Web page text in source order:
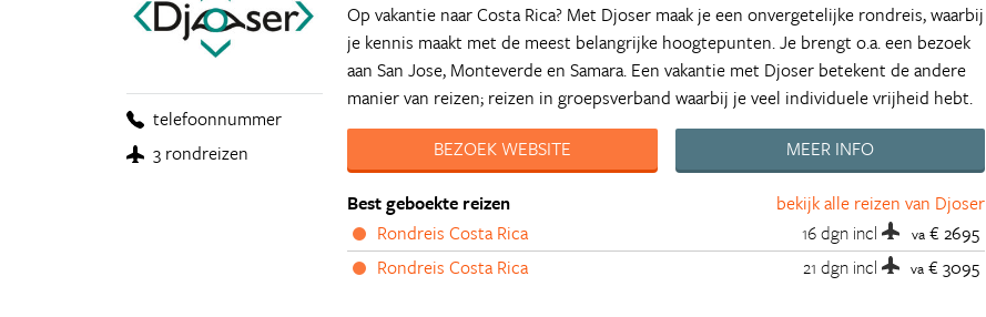
telefoonnummer
3 rondreizen
Op vakantie naar Costa Rica? Met Djoser maak je een onvergetelijke rondreis, waarbij
je kennis maakt met de meest belangrijke hoogtepunten. Je brengt o.a. een bezoek
aan San Jose, Monteverde en Samara. Een vakantie met Djoser betekent de andere
manier van reizen; reizen in groepsverband waarbij je veel individuele vrijheid hebt.
BEZOEK WEBSITE
MEER INFO
bekijk alle reizen van Djoser
Best geboekte reizen
Rondreis Costa Rica
16 dgn incl va € 2695
Rondreis Costa Rica
21 dgn incl va € 3095